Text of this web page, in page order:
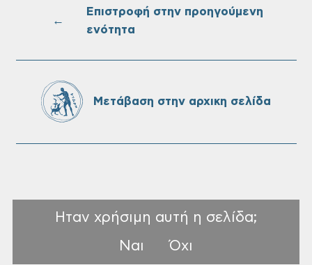
Ονουφρίου
Πίνακες Κατάταξης & Βαθμολογίας,
Δήμου Χανίων
←
Επιστροφή στην προηγούμενη
ενότητα
Μετάβαση στην αρχικη σελίδα
Ηταν χρήσιμη αυτή η σελίδα;
Ναι
Όχι